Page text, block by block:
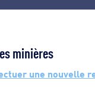
minières
une nouvelle